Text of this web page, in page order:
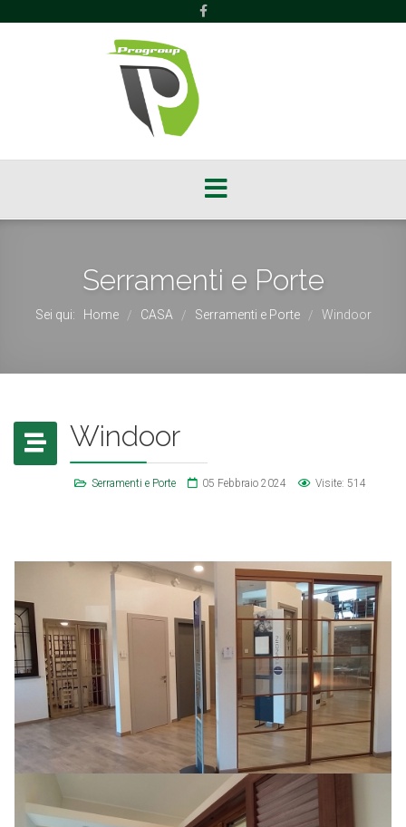
Serramenti e Porte
Sei qui: Home / CASA / Serramenti e Porte / Windoor
Windoor
Serramenti e Porte 05 Febbraio 2024 Visite: 514